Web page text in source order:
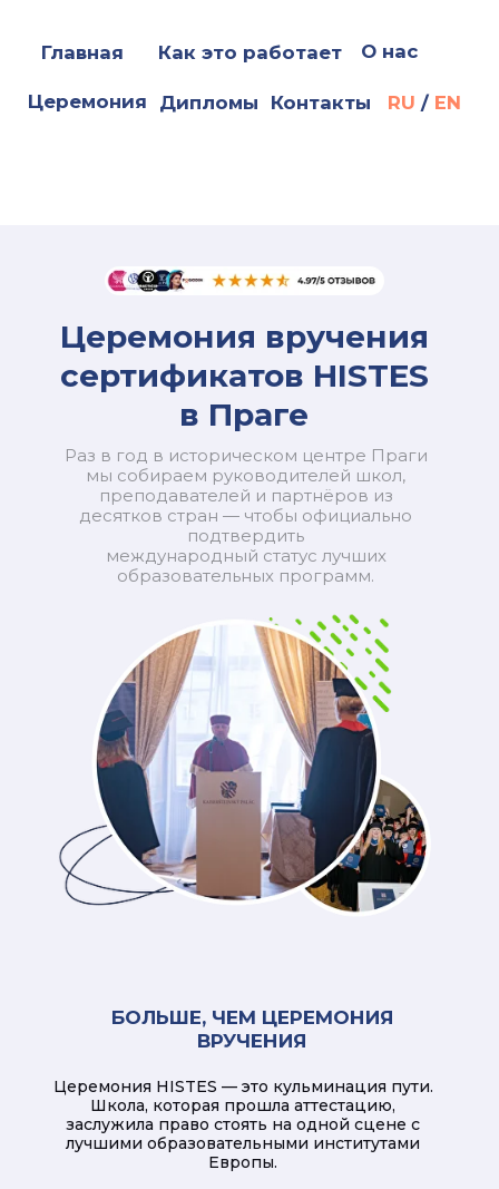
Главная Как это работает О нас
Церемония EN
Контакты
Дипломы
Церемония вручения
сертификатов HISTES
в Праге
Раз в год в историческом центре Праги
мы собираем руководителей школ,
преподавателей и партнёров из
десятков стран — чтобы официально
подтвердить
международный статус лучших
образовательных программ.
БОЛЬШЕ, ЧЕМ ЦЕРЕМОНИЯ
ВРУЧЕНИЯ
Церемония HISTES — это кульминация пути.
Школа, которая прошла аттестацию,
заслужила право стоять на одной сцене с
лучшими образовательными институтами
Европы.